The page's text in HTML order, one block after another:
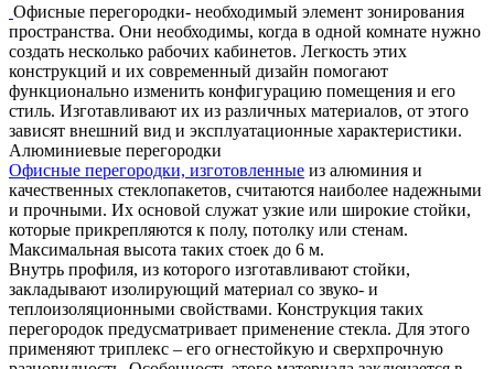
Офисные перегородки- необходимый элемент зонирования
пространства. Они необходимы, когда в одной комнате нужно
создать несколько рабочих кабинетов. Легкость этих
конструкций и их современный дизайн помогают
функционально изменить конфигурацию помещения и его
стиль. Изготавливают их из различных материалов, от этого
зависят внешний вид и эксплуатационные характеристики.
Алюминиевые перегородки
Офисные перегородки, изготовленные из алюминия и
качественных стеклопакетов, считаются наиболее надежными
и прочными. Их основой служат узкие или широкие стойки,
которые прикрепляются к полу, потолку или стенам.
Максимальная высота таких стоек до 6 м.
Внутрь профиля, из которого изготавливают стойки,
закладывают изолирующий материал со звуко- и
теплоизоляционными свойствами. Конструкция таких
перегородок предусматривает применение стекла. Для этого
применяют триплекс – его огнестойкую и сверхпрочную